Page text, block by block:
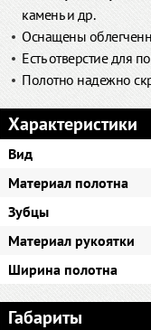
камень и др.
Оснащены
Есть отверстие для
Полотно надежно
Характеристики
Вид
Материал полотна
Зубцы
Материал рукоятки
Ширина полотна
Габариты